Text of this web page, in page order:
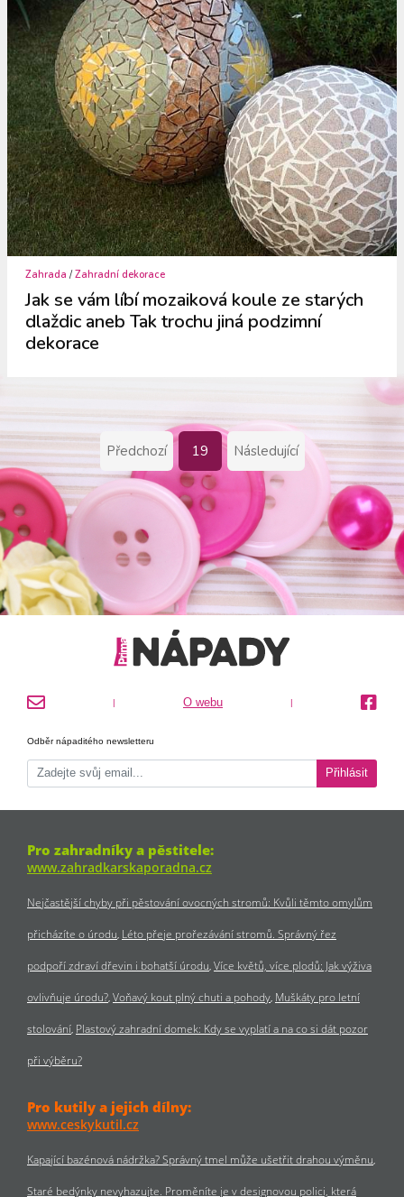
Zahrada /Zahradní dekorace
Jak se vám líbí mozaiková koule ze starých
dlaždic aneb Tak trochu jiná podzimní
dekorace
Předchozí 19 Následující
| O webu |
Odběr nápaditého newsletteru
Přihlásit
Pro zahradníky a pěstitele:
www.zahradkarskaporadna.cz
Nejčastější chyby při pěstování ovocných stromů: Kvůli těmto omylům
přicházíte o úrodu Léto přeje prořezávání stromů. Správný řez
podpoří zdraví dřevin i bohatší úrodu Více květů, více plodů: Jak výživa
ovlivňuje úrodu? Voňavý kout plný chuti a pohody Muškáty pro letní
stolování Plastový zahradní domek: Kdy se vyplatí a na co si dát pozor
při výběru?
Pro kutily a jejich dílny:
www.ceskykutil.cz
Kapající bazénová nádržka? Správný tmel může ušetřit drahou výměnu
Staré bedýnky nevyhazujte. Proměníte je v designovou polici, která